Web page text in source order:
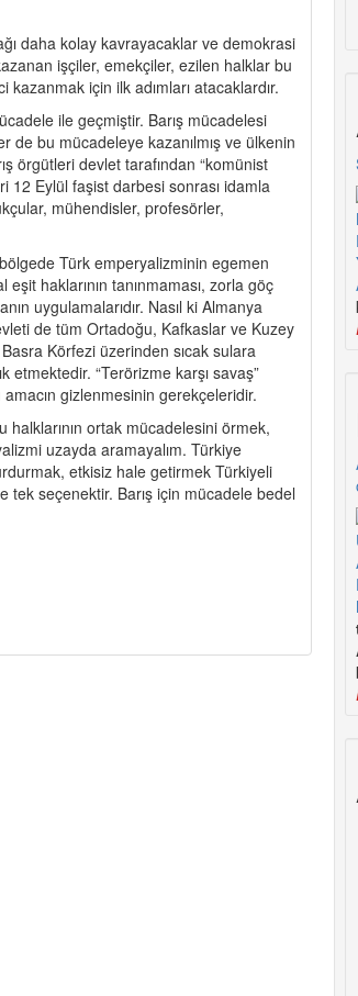
daha kolay kavrayacaklar ve demokrasi
işçiler, emekçiler, ezilen halklar bu
için ilk adımları atacaklardır.
ile geçmiştir. Barış mücadelesi
bu mücadeleye kazanılmış ve ülkenin
örgütleri devlet tarafından “komünist
12 Eylül faşist darbesi sonrası idamla
mühendisler, profesörler,
Türk emperyalizminin egemen
haklarının tanınmaması, zorla göç
uygulamalarıdır. Nasıl ki Almanya
de tüm Ortadoğu, Kafkaslar ve Kuzey
Körfezi üzerinden sıcak sulara
etmektedir. “Terörizme karşı savaş”
gizlenmesinin gerekçeleridir.
ortak mücadelesini örmek,
uzayda aramayalım. Türkiye
etkisiz hale getirmek Türkiyeli
tek seçenektir. Barış için mücadele bedel